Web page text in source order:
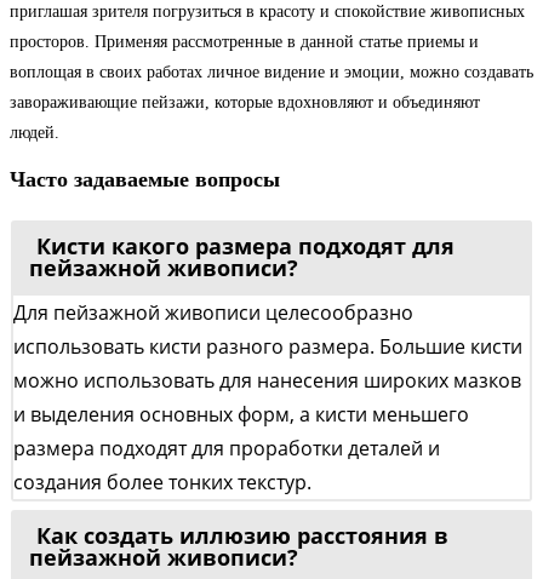
приглашая зрителя погрузиться в красоту и спокойствие живописных
просторов. Применяя рассмотренные в данной статье приемы и
воплощая в своих работах личное видение и эмоции, можно создавать
завораживающие пейзажи, которые вдохновляют и объединяют
людей.
Часто задаваемые вопросы
Кисти какого размера подходят для
пейзажной живописи?
Для пейзажной живописи целесообразно
использовать кисти разного размера. Большие кисти
можно использовать для нанесения широких мазков
и выделения основных форм, а кисти меньшего
размера подходят для проработки деталей и
создания более тонких текстур.
Как создать иллюзию расстояния в
пейзажной живописи?